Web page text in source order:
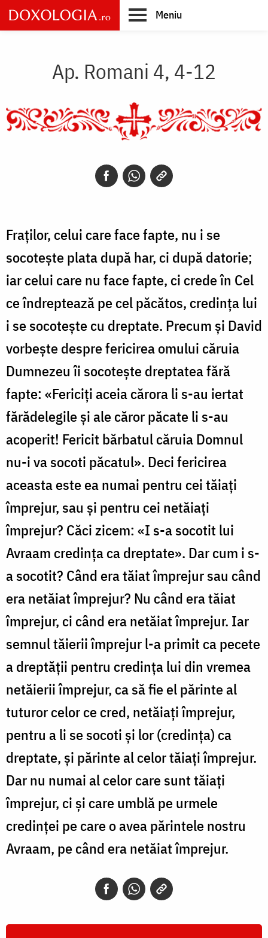
Skip
to
main
Meniu
Ap. Romani 4, 4-12
Fraților, celui care face fapte, nu i se
socotește plata după har, ci după datorie;
iar celui care nu face fapte, ci crede în Cel
ce îndreptează pe cel păcătos, credința lui
i se socotește cu dreptate. Precum și David
vorbește despre fericirea omului căruia
Dumnezeu îi socotește dreptatea fără
fapte: «Fericiți aceia cărora li s-au iertat
fărădelegile și ale căror păcate li s-au
acoperit! Fericit bărbatul căruia Domnul
nu-i va socoti păcatul». Deci fericirea
aceasta este ea numai pentru cei tăiați
împrejur, sau și pentru cei netăiați
împrejur? Căci zicem: «I s-a socotit lui
Avraam credința ca dreptate». Dar cum i s-
a socotit? Când era tăiat împrejur sau când
era netăiat împrejur? Nu când era tăiat
împrejur, ci când era netăiat împrejur. Iar
semnul tăierii împrejur l-a primit ca pecete
a dreptății pentru credința lui din vremea
netăierii împrejur, ca să fie el părinte al
tuturor celor ce cred, netăiați împrejur,
pentru a li se socoti și lor (credința) ca
dreptate, și părinte al celor tăiați împrejur.
Dar nu numai al celor care sunt tăiați
împrejur, ci și care umblă pe urmele
credinței pe care o avea părintele nostru
Avraam, pe când era netăiat împrejur.